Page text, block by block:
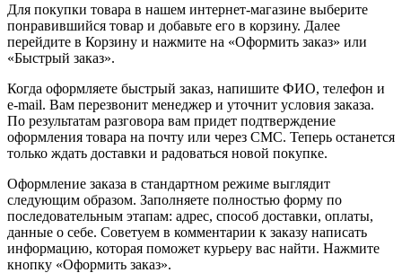
Для покупки товара в нашем интернет-магазине выберите
понравившийся товар и добавьте его в корзину. Далее
перейдите в Корзину и нажмите на «Оформить заказ» или
«Быстрый заказ».
Когда оформляете быстрый заказ, напишите ФИО, телефон и
e-mail. Вам перезвонит менеджер и уточнит условия заказа.
По результатам разговора вам придет подтверждение
оформления товара на почту или через СМС. Теперь останется
только ждать доставки и радоваться новой покупке.
Оформление заказа в стандартном режиме выглядит
следующим образом. Заполняете полностью форму по
последовательным этапам: адрес, способ доставки, оплаты,
данные о себе. Советуем в комментарии к заказу написать
информацию, которая поможет курьеру вас найти. Нажмите
кнопку «Оформить заказ».